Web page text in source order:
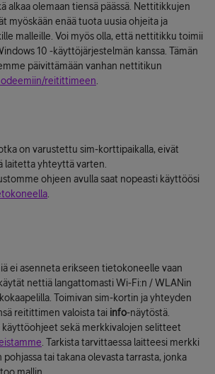
alkaa olemaan tiensä päässä. Nettitikkujen
myöskään enää tuota uusia ohjeita ja
malleille. Voi myös olla, että nettitikku toimii
10 -käyttöjärjestelmän kanssa. Tämän
päivittämään vanhan nettitikun
reitittimeen
on varustettu sim-korttipaikalla, eivät
laitetta yhteyttä varten.
ohjeen avulla saat nopeasti käyttöösi
ei asenneta erikseen tietokoneelle vaan
nettiä langattomasti Wi-Fi:n / WLANin
Toimivan sim-kortin ja yhteyden
reitittimen valoista tai info-näytöstä.
käyttöohjeet sekä merkkivalojen selitteet
. Tarkista tarvittaessa laitteesi merkki
pohjassa tai takana olevasta tarrasta, jonka